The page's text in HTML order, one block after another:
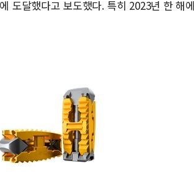
도달했다고 보도했다. 특히 2023년 한 해